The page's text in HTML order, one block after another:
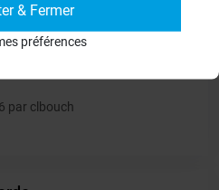
par clbouch
& Fermer
préférences